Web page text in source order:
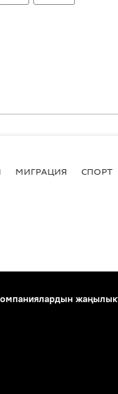
МИГРАЦИЯ СПОРТ